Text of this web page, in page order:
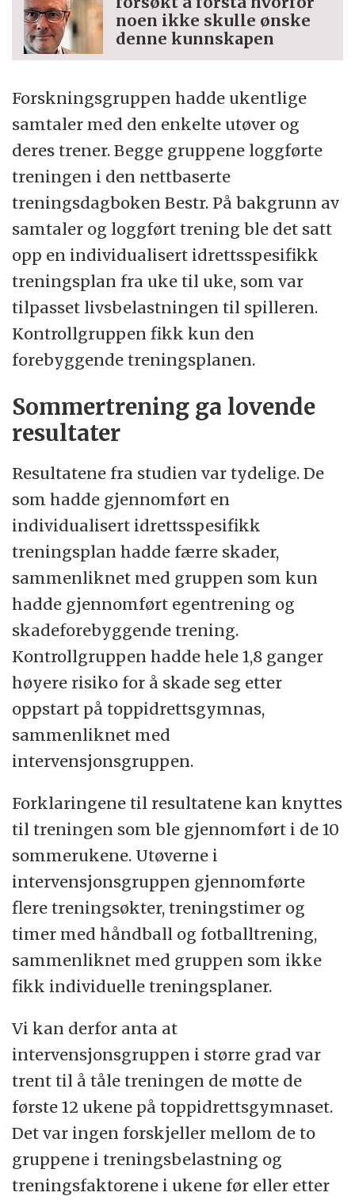
noen ikke skulle ønske
denne kunnskapen
Forskningsgruppen hadde ukentlige
samtaler med den enkelte utøver og
deres trener. Begge gruppene loggførte
treningen i den nettbaserte
treningsdagboken Bestr. På bakgrunn av
samtaler og loggført trening ble det satt
opp en individualisert idrettsspesifikk
treningsplan fra uke til uke, som var
tilpasset livsbelastningen til spilleren.
Kontrollgruppen fikk kun den
forebyggende treningsplanen.
Sommertrening ga lovende
resultater
Resultatene fra studien var tydelige. De
som hadde gjennomført en
individualisert idrettsspesifikk
treningsplan hadde færre skader,
sammenliknet med gruppen som kun
hadde gjennomført egentrening og
skadeforebyggende trening.
Kontrollgruppen hadde hele 1,8 ganger
høyere risiko for å skade seg etter
oppstart på toppidrettsgymnas,
sammenliknet med
intervensjonsgruppen.
Forklaringene til resultatene kan knyttes
til treningen som ble gjennomført i de 10
sommerukene. Utøverne i
intervensjonsgruppen gjennomførte
flere treningsøkter, treningstimer og
timer med håndball og fotballtrening,
sammenliknet med gruppen som ikke
fikk individuelle treningsplaner.
Vi kan derfor anta at
intervensjonsgruppen i større grad var
trent til å tåle treningen de møtte de
første 12 ukene på toppidrettsgymnaset.
Det var ingen forskjeller mellom de to
gruppene i treningsbelastning og
treningsfaktorene i ukene før eller etter